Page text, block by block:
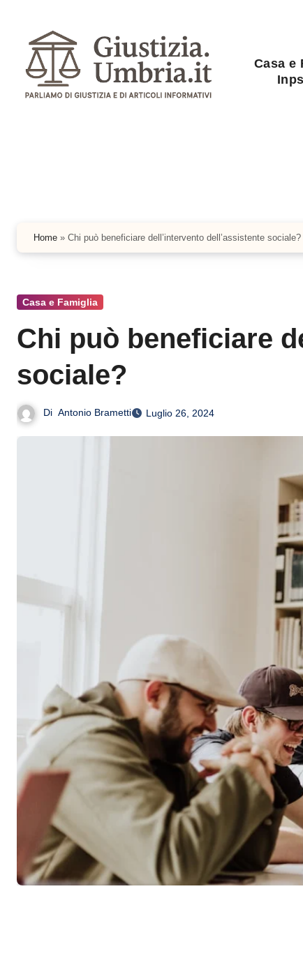
contenuto
Casa e
Inps
Home » Chi può beneficiare dell’intervento dell’assistente sociale?
Casa e Famiglia
Chi può beneficiare
sociale?
Di Antonio Brametti Luglio 26, 2024